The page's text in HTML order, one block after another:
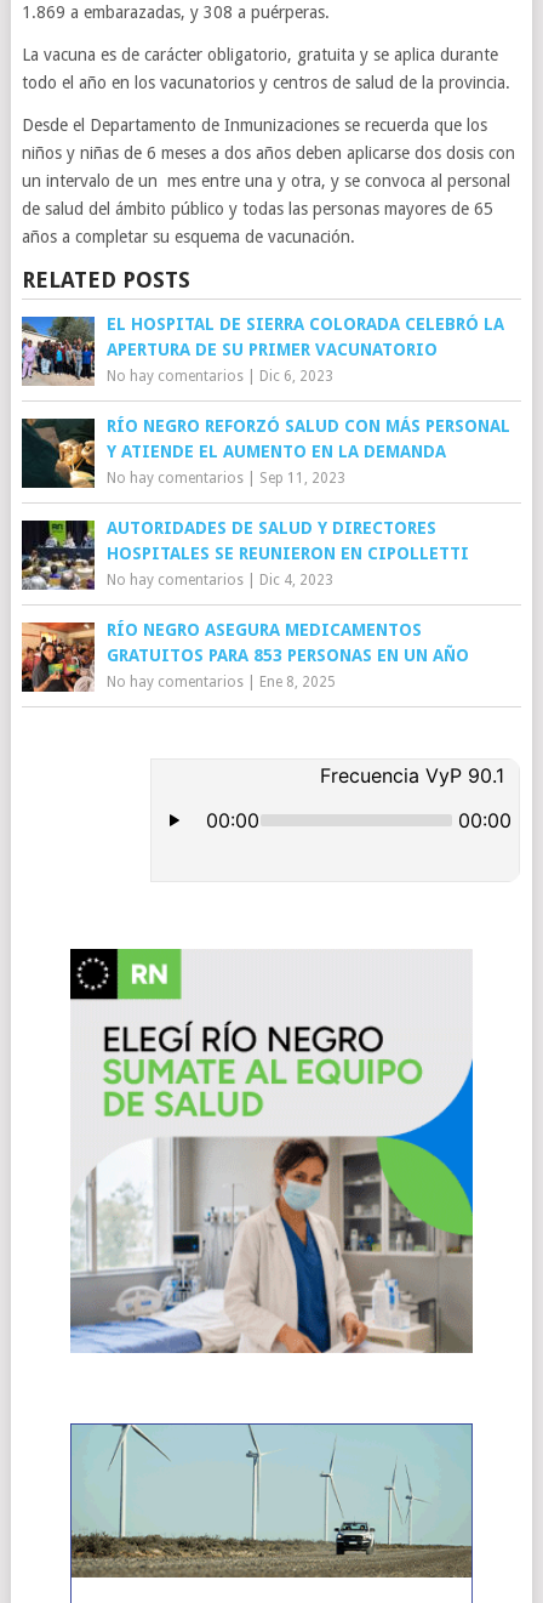
1.869 a embarazadas, y 308 a puérperas.
La vacuna es de carácter obligatorio, gratuita y se aplica durante
todo el año en los vacunatorios y centros de salud de la provincia.
Desde el Departamento de Inmunizaciones se recuerda que los
niños y niñas de 6 meses a dos años deben aplicarse dos dosis con
un intervalo de un mes entre una y otra, y se convoca al personal
de salud del ámbito público y todas las personas mayores de 65
años a completar su esquema de vacunación.
RELATED POSTS
EL HOSPITAL DE SIERRA COLORADA CELEBRÓ LA
APERTURA DE SU PRIMER VACUNATORIO
No hay comentarios| Dic 6, 2023
RÍO NEGRO REFORZÓ SALUD CON MÁS PERSONAL
Y ATIENDE EL AUMENTO EN LA DEMANDA
No hay comentarios| Sep 11, 2023
AUTORIDADES DE SALUD Y DIRECTORES
HOSPITALES SE REUNIERON EN CIPOLLETTI
No hay comentarios| Dic 4, 2023
RÍO NEGRO ASEGURA MEDICAMENTOS
GRATUITOS PARA 853 PERSONAS EN UN AÑO
No hay comentarios| Ene 8, 2025